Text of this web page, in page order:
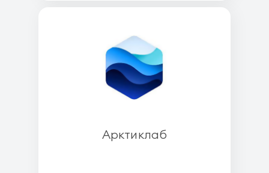
Арктиклаб